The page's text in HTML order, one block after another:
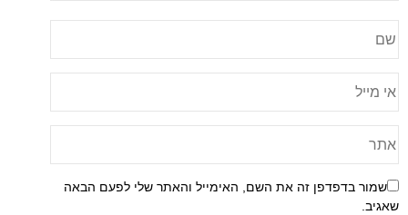
שמור בדפדפן זה את השם, האימייל והאתר שלי לפעם הבאה
שאגיב.